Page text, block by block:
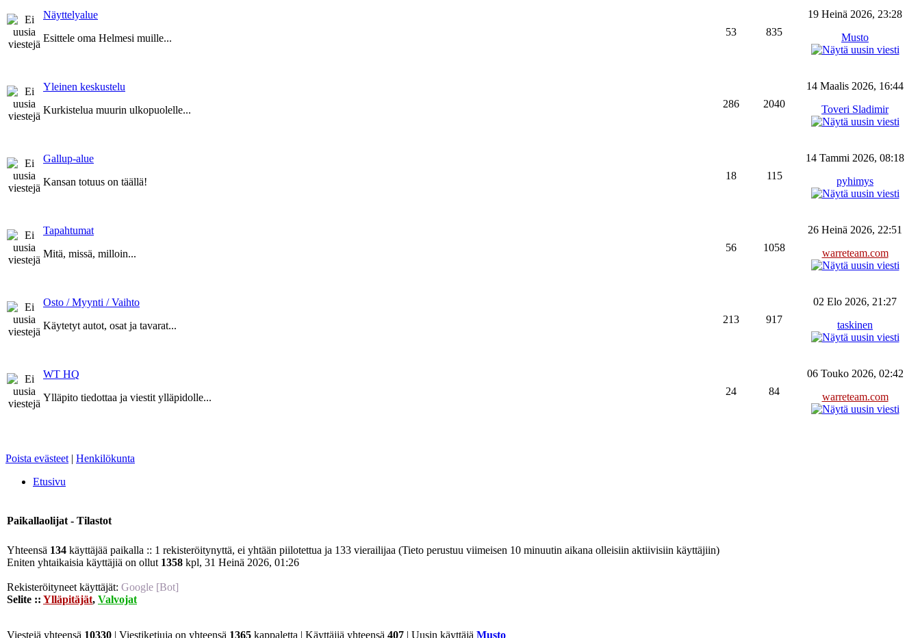
Näyttelyalue
Esittele oma Helmesi muille...
53 835
19 Heinä 2026, 23:28
Musto
Yleinen keskustelu
Kurkistelua muurin ulkopuolelle...
286 2040
14 Maalis 2026, 16:44
Toveri Sladimir
Gallup-alue
Kansan totuus on täällä!
18 115
14 Tammi 2026, 08:18
pyhimys
Tapahtumat
Mitä, missä, milloin...
56 1058
26 Heinä 2026, 22:51
warreteam.com
Osto / Myynti / Vaihto
Käytetyt autot, osat ja tavarat...
213 917
02 Elo 2026, 21:27
taskinen
WT HQ
Ylläpito tiedottaa ja viestit ylläpidolle...
24 84
06 Touko 2026, 02:42
warreteam.com
Poista evästeet | Henkilökunta
Etusivu
Paikallaolijat - Tilastot
Yhteensä 134 käyttäjää paikalla :: 1 rekisteröitynyttä, ei yhtään piilotettua ja 133 vierailijaa (Tieto perustuu viimeisen 10 minuutin aikana olleisiin aktiivisiin käyttäjiin)
Eniten yhtaikaisia käyttäjiä on ollut 1358 kpl, 31 Heinä 2026, 01:26
Rekisteröityneet käyttäjät: Google [Bot]
Selite :: Ylläpitäjät, Valvojat
Viestejä yhteensä 10330 | Viestiketjuja on yhteensä 1365 kappaletta | Käyttäjiä yhteensä 407 | Uusin käyttäjä Musto